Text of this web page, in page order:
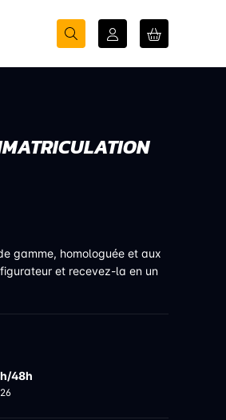
gamme, homologuée et aux
et recevez-la en un
48h